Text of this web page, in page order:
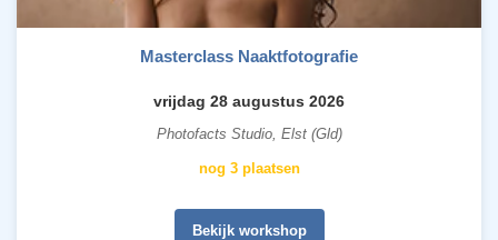
Masterclass Naaktfotografie
vrijdag 28 augustus 2026
Photofacts Studio, Elst (Gld)
nog 3 plaatsen
Bekijk workshop